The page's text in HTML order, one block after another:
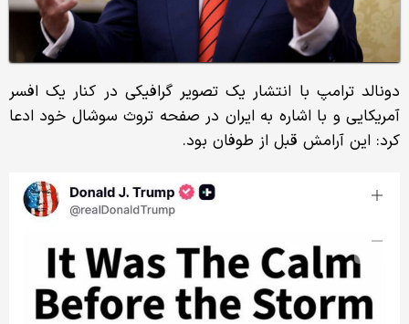
دونالد ترامپ با انتشار یک تصویر گرافیکی در کنار یک افسر
آمریکایی و با اشاره به ایران در صفحه تروث سوشال خود ادعا
کرد: این آرامش قبل از طوفان بود.